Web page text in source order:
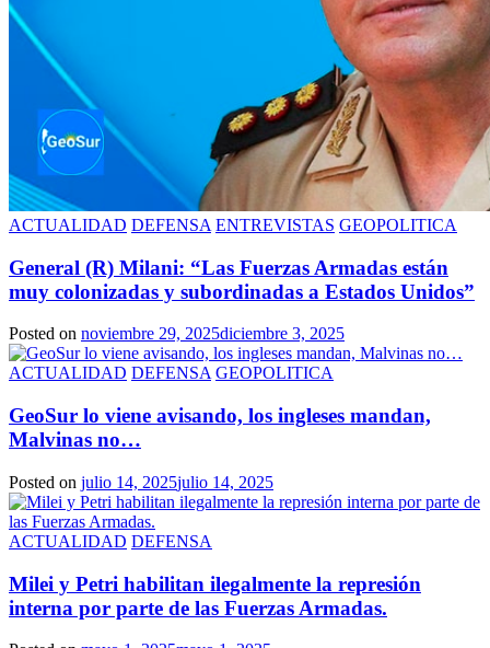
ACTUALIDAD DEFENSA ENTREVISTAS GEOPOLITICA
General (R) Milani: “Las Fuerzas Armadas están
muy colonizadas y subordinadas a Estados Unidos”
Posted on noviembre 29, 2025diciembre 3, 2025
ACTUALIDAD DEFENSA GEOPOLITICA
GeoSur lo viene avisando, los ingleses mandan,
Malvinas no…
Posted on julio 14, 2025julio 14, 2025
ACTUALIDAD DEFENSA
Milei y Petri habilitan ilegalmente la represión
interna por parte de las Fuerzas Armadas.